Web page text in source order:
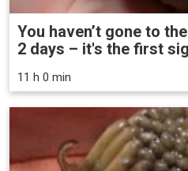
You haven’t gone to
2 days – it's the first
11 h 0 min